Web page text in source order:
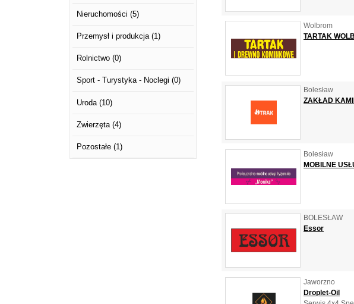
Wolbrom
TARTAK
Bolesław
ZAKŁAD
Bolesław
MOBILNE
BOLESŁAW
Essor
Jaworzno
Droplet-Oil
Nieruchomości (5)
Przemysł i produkcja (1)
Rolnictwo (0)
Sport - Turystyka - Noclegi (0)
Uroda (10)
Zwierzęta (4)
Pozostałe (1)